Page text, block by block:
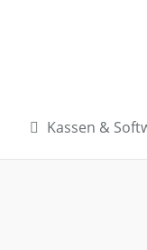
Kassen &